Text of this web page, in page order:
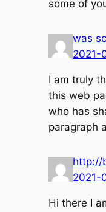
some of
was
2021-
I am truly
this web
who has
paragraph
http://
2021-
Hi there I